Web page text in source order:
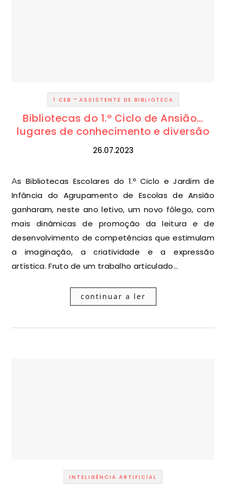
1 CEB - ASSISTENTE DE BIBLIOTECA
Bibliotecas do 1.º Ciclo de Ansião…
lugares de conhecimento e diversão
26.07.2023
As Bibliotecas Escolares do 1.º Ciclo e Jardim de
Infância do Agrupamento de Escolas de Ansião
ganharam, neste ano letivo, um novo fôlego, com
mais dinâmicas de promoção da leitura e de
desenvolvimento de competências que estimulam
a imaginação, a criatividade e a expressão
artística. Fruto de um trabalho articulado…
continuar a ler
INTELIGÊNCIA ARTIFICIAL